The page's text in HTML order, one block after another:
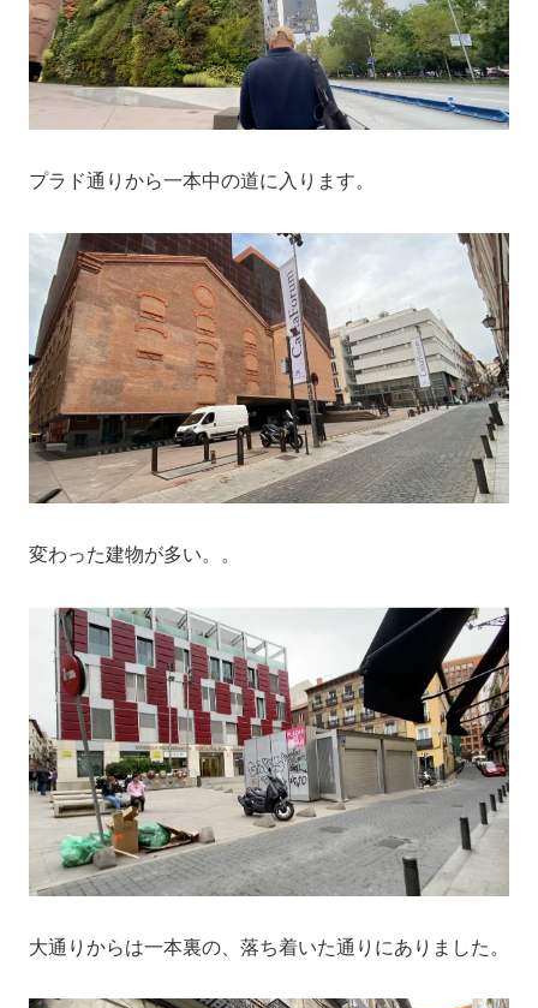
プラド通りから一本中の道に入ります。
変わった建物が多い。。
大通りからは一本裏の、落ち着いた通りにありました。